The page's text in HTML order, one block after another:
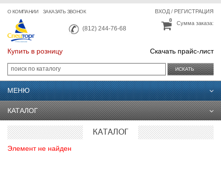
О КОМПАНИИ ЗАКАЗАТЬ ЗВОНОК
(812) 244-76-68
ВХОД/ РЕГИСТРАЦИЯ
Сумма заказа:
0
Купить в розницу Скачать прайс-лист
ИСКАТЬ
МЕНЮ
КАТАЛОГ
КАТАЛОГ
Элемент не найден